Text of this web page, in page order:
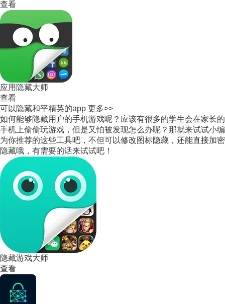
查看
应用隐藏大师
查看
可以隐藏和平精英的app 更多>>
如何能够隐藏用户的手机游戏呢？应该有很多的学生会在家长的
手机上偷偷玩游戏，但是又怕被发现怎么办呢？那就来试试小编
为你推荐的这些工具吧，不但可以修改图标隐藏，还能直接加密
隐藏哦，有需要的话来试试吧！
隐藏游戏大师
查看